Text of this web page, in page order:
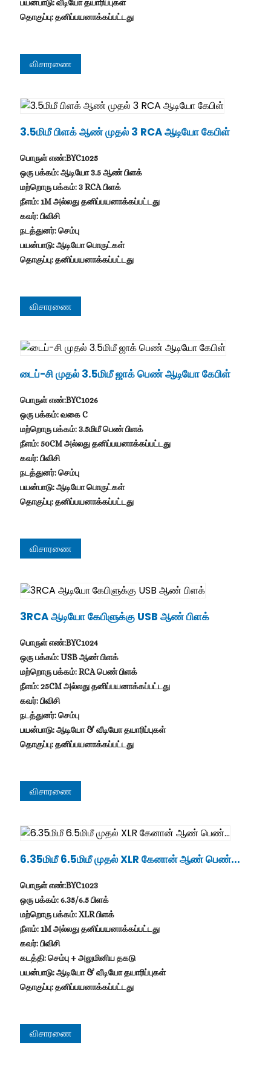
பயன்பாடு: வீடியோ தயாரிப்புகள்
தொகுப்பு: தனிப்பயனாக்கப்பட்டது
விசாரணை
3.5மிமீ பிளக் ஆண் முதல் 3 RCA ஆடியோ கேபிள்
பொருள் எண்:BYC1025
ஒரு பக்கம்: ஆடியோ 3.5 ஆண் பிளக்
மற்றொரு பக்கம்: 3 RCA பிளக்
நீளம்: 1M அல்லது தனிப்பயனாக்கப்பட்டது
கவர்: பிவிசி
நடத்துனர்: செம்பு
பயன்பாடு: ஆடியோ பொருட்கள்
தொகுப்பு: தனிப்பயனாக்கப்பட்டது
விசாரணை
டைப்-சி முதல் 3.5மிமீ ஜாக் பெண் ஆடியோ கேபிள்
பொருள் எண்:BYC1026
ஒரு பக்கம்: வகை C
மற்றொரு பக்கம்: 3.5மிமீ பெண் பிளக்
நீளம்: 50CM அல்லது தனிப்பயனாக்கப்பட்டது
கவர்: பிவிசி
நடத்துனர்: செம்பு
பயன்பாடு: ஆடியோ பொருட்கள்
தொகுப்பு: தனிப்பயனாக்கப்பட்டது
விசாரணை
3RCA ஆடியோ கேபிளுக்கு USB ஆண் பிளக்
பொருள் எண்:BYC1024
ஒரு பக்கம்: USB ஆண் பிளக்
மற்றொரு பக்கம்: RCA பெண் பிளக்
நீளம்: 25CM அல்லது தனிப்பயனாக்கப்பட்டது
கவர்: பிவிசி
நடத்துனர்: செம்பு
பயன்பாடு: ஆடியோ & வீடியோ தயாரிப்புகள்
தொகுப்பு: தனிப்பயனாக்கப்பட்டது
விசாரணை
6.35மிமீ 6.5மிமீ முதல் XLR கேனான் ஆண் பெண்...
பொருள் எண்:BYC1023
ஒரு பக்கம்: 6.35/6.5 பிளக்
மற்றொரு பக்கம்: XLR பிளக்
நீளம்: 1M அல்லது தனிப்பயனாக்கப்பட்டது
கவர்: பிவிசி
கடத்தி: செம்பு + அலுமினிய தகடு
பயன்பாடு: ஆடியோ & வீடியோ தயாரிப்புகள்
தொகுப்பு: தனிப்பயனாக்கப்பட்டது
விசாரணை